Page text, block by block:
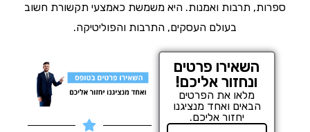
ספרות, תרבות ואמנות. היא משמשת כאמצעי תקשורת חשוב
בעולם העסקים, התרבות והפוליטיקה.
השאירו פרטים
ונחזור אליכם!
מלאו את הפרטים
הבאים ואחד מנציגנו
יחזור אליכם.